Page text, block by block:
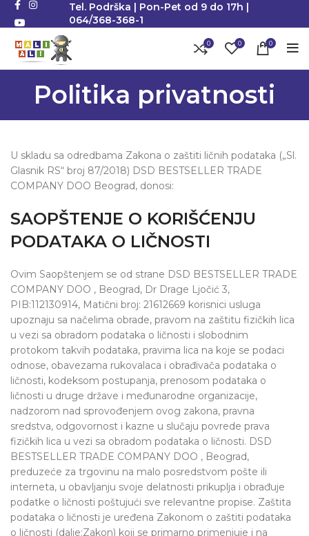
Tel. Podrška | Pon-Pet od 9 do 17h |
064/368-368-1
0 0 0
Politika privatnosti
U skladu sa odredbama Zakona o zaštiti ličnih podataka („Sl.
Glasnik RS“ broj 87/2018) DSD BESTSELLER TRADE
COMPANY DOO Beograd, donosi:
SAOPŠTENJE O KORIŠĆENJU
PODATAKA O LIČNOSTI
Ovim Saopštenjem se od strane DSD BESTSELLER TRADE
COMPANY DOO , Beograd, Dr Drage Ljočić 3,
PIB:112130914, Matični broj: 21612669 korisnici usluga
upoznaju sa načelima obrade, pravom na zaštitu fizičkih lica
u vezi sa obradom podataka o ličnosti i slobodnim
protokom takvih podataka, pravima lica na koje se podaci
odnose, obavezama rukovalaca i obrađivača podataka o
ličnosti, kodeksom postupanja, prenosom podataka o
ličnosti u druge države i međunarodne organizacije,
nadzorom nad sprovođenjem ovog zakona, pravna
sredstva, odgovornost i kazne u slučaju povrede prava
fizičkih lica u vezi sa obradom podataka o ličnosti. DSD
BESTSELLER TRADE COMPANY DOO , Beograd,
preduzeće za trgovinu na malo posredstvom pošte ili
interneta, u obavljanju svoje delatnosti prikuplja i obrađuje
podatke o ličnosti poštujući sve relevantne propise. Zaštita
podataka o ličnosti je uređena Zakonom o zaštiti podataka
o ličnosti (dalje:Zakon) koji se primarno primenjuje i na